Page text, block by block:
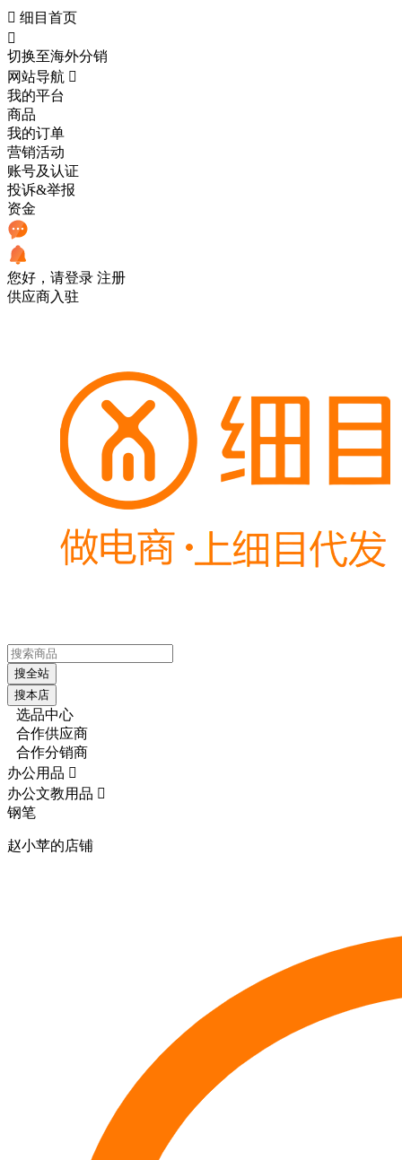
 细目首页

切换至海外分销
网站导航 
我的平台
商品
我的订单
营销活动
账号及认证
投诉&举报
资金
您好，请登录 注册
供应商入驻
搜全站
搜本店
选品中心
合作供应商
合作分销商
办公用品 
办公文教用品 
钢笔
赵小苹的店铺